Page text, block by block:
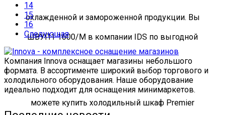
14
15
16
Следующая
Компания Innova оснащает магазины небольшого
формата. В ассортименте широкий выбор торгового и
холодильного оборудования. Наше оборудование
идеально подходит для оснащения минимаркетов.